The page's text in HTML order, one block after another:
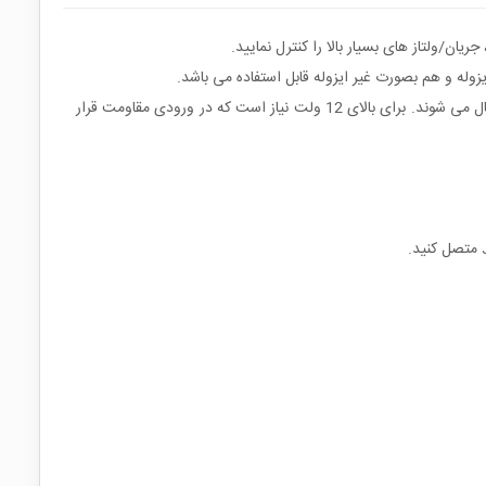
و هم بصورت غیر ایزوله قابل استفاده می باشد.
برای فعال کردن هر رله می بایست ورودی به صفر متصل شود. به همین علت مهم نیست ورودی چند ولت باشد، هر ورودی هر زمانی صفر شود، رلها فعال می شوند. برای بالای 12 ولت نیاز است که در ورودی مقاومت قرار